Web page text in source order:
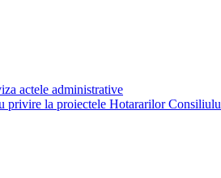
actele administrative
privire la proiectele Hotararilor